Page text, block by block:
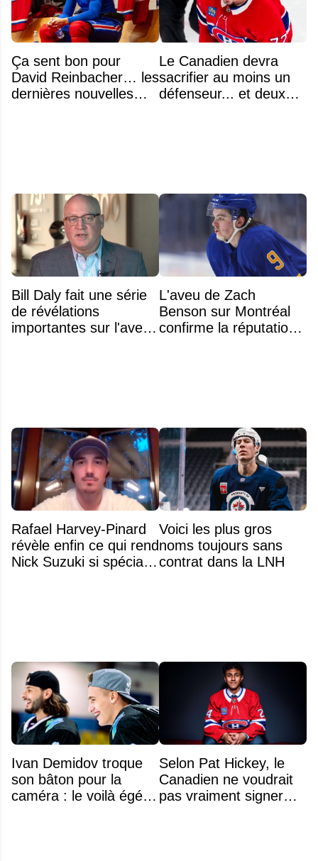
Ça sent bon pour
David Reinbacher… les
dernières nouvelles
Le Canadien devra
sacrifier au moins un
défenseur... et deux
Bill Daly fait une série
de révélations
importantes sur l'avenir
L'aveu de Zach
Benson sur Montréal
confirme la réputation
Rafael Harvey-Pinard
révèle enfin ce qui rend
Nick Suzuki si spécial
Voici les plus gros
noms toujours sans
contrat dans la LNH
Ivan Demidov troque
son bâton pour la
caméra : le voilà égérie
Selon Pat Hickey, le
Canadien ne voudrait
pas vraiment signer